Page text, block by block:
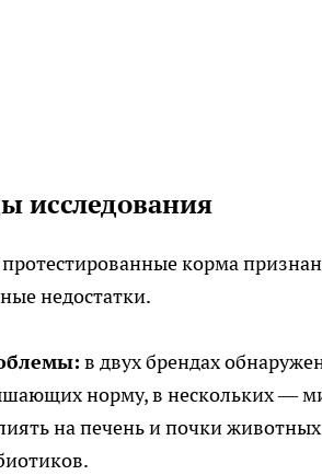
исследования
протестированные корма
недостатки.
в двух брендах
норму, в нескольких —
на печень и почки